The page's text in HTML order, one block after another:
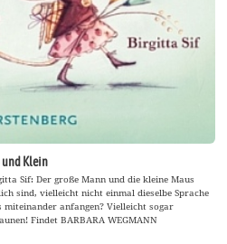
und Klein
Sif: Der große Mann und die kleine Maus
sind, vielleicht nicht einmal dieselbe Sprache
anfangen? Vielleicht sogar
Findet BARBARA WEGMANN